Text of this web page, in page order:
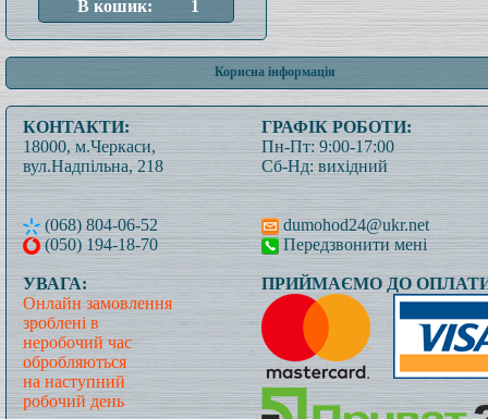
Корисна інформація
КОНТАКТИ:
18000, м.Черкаси,
вул.Надпільна, 218
(068) 804-06-52
(050) 194-18-70
ГРАФІК РОБОТИ:
Пн-Пт: 9:00-17:00
Сб-Нд: вихідний
dumohod24@ukr.net
Передзвонити мені
УВАГА:
Онлайн замовлення
зроблені в
неробочий час
обробляються
на наступний
робочий день
ПРИЙМАЄМО ДО